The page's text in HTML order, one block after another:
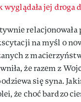
wyglądała jej droga
relacjonowała
na myśl o
z
że razem z
się syna.
że choć bardzo